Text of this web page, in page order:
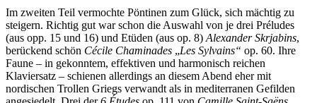
Im zweiten Teil vermochte Pöntinen zum Glück, sich mächtig zu
steigern. Richtig gut war schon die Auswahl von je drei Préludes
(aus opp. 15 und 16) und Etüden (aus op. 8) Alexander Skrjabins,
berückend schön Cécile Chaminades „Les Sylvains“ op. 60. Ihre
Faune – in gekonntem, effektiven und harmonisch reichen
Klaviersatz – schienen allerdings an diesem Abend eher mit
nordischen Trollen Griegs verwandt als in mediterranen Gefilden